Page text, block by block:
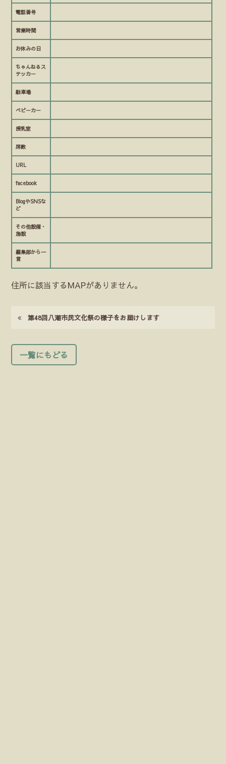
電話番号
営業時間
お休みの日
ちゃんねるス
テッカー
駐車場
ベビーカー
授乳室
席数
URL
facebook
BlogやSNSな
ど
その他設備・
施設
編集部から一
言
住所に該当するMAPがありません。
第48回八潮市民文化祭の様子をお届けします
一覧にもどる